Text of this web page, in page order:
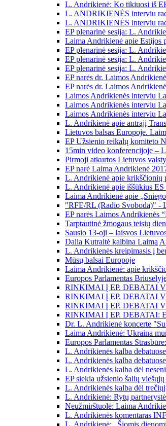
L. Andrikienė: Ko tikiuosi iš
L. ANDRIKIENĖS interviu
L. ANDRIKIENĖS interviu
EP plenarinė sesija: L.
Laima Andrikienė apie Estijos
EP plenarinė sesija: L.
EP plenarinė sesija: L.
EP plenarinė sesija: L.
EP narės dr. Laimos
EP narės dr. Laimos
Laimos Andrikienės interviu
Laimos Andrikienės interviu
Laimos Andrikienės interviu
L. Andrikienė apie antrąjį
Lietuvos balsas Europoje.
EP Užsienio reikalų komiteto
15min video konferencijoje –
Pirmoji atkurtos Lietuvos
EP narė Laima Andrikienė
L. Andrikienė apie krikščionių
L. Andrikienė apie iššūkius
Laima Andrikienė apie
"RFE/RL (Radio Svoboda)" -
EP narės Laimos Andrikienės
Tarptautinė žmogaus teisių
Sausio 13-oji – laisvos
Dalia Kutraitė kalbina Laimą
L. Andrikienės kreipimasis į
Mūsų balsai Europoje
Laima Andrikienė: apie
Europos Parlamentas
RINKIMAI Į EP. DEBATAI
RINKIMAI Į EP. DEBATAI
RINKIMAI Į EP. DEBATAI
RINKIMAI Į EP. DEBATAI:
Dr. L. Andrikienė koncerte
Laima Andrikienė: Ukraina
Europos Parlamentas
L. Andrikienės kalba
L. Andrikienės kalba
L. Andrikienės kalba dėl
EP siekia užsienio šalių
L. Andrikienės kalba dėl
L. Andrikienė: Rytų
Neužmirštuolė: Laima
L. Andrikienės komentaras
L. Andrikienė: „Šiomis